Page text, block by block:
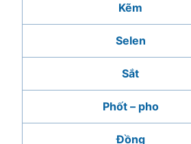
Kẽm
Selen
Sắt
Phốt – pho
Đồng